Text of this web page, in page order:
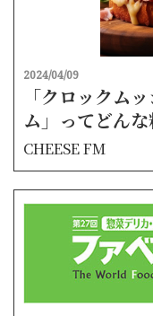
2024/04/09
「クロックム
ム」ってどんな
CHEESE FM